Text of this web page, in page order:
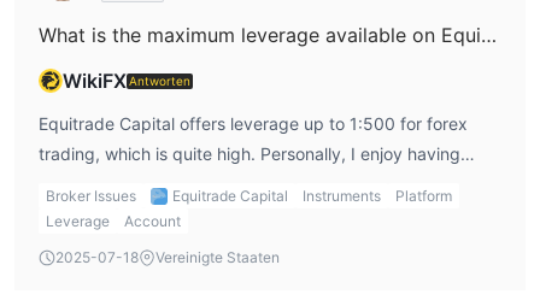
What is the maximum leverage available on Equitrade Capital?
WikiFXAntworten
Equitrade Capital offers leverage up to 1:500 for forex
trading, which is quite high. Personally, I enjoy having
access to high leverage, but I always use it with caution.
While high leverage can amplify profits, it also increases
Broker Issues Equitrade Capital Instruments
Platform
Leverage
Account
2025-07-18
Vereinigte Staaten